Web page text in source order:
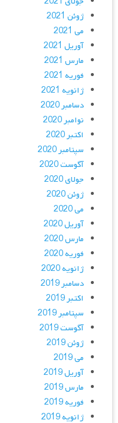
ژوئن 2021
می 2021
آوریل 2021
مارس 2021
فوریه 2021
ژانویه 2021
دسامبر 2020
نوامبر 2020
اکتبر 2020
سپتامبر 2020
آگوست 2020
جولای 2020
ژوئن 2020
می 2020
آوریل 2020
مارس 2020
فوریه 2020
ژانویه 2020
دسامبر 2019
اکتبر 2019
سپتامبر 2019
آگوست 2019
ژوئن 2019
می 2019
آوریل 2019
مارس 2019
فوریه 2019
ژانویه 2019